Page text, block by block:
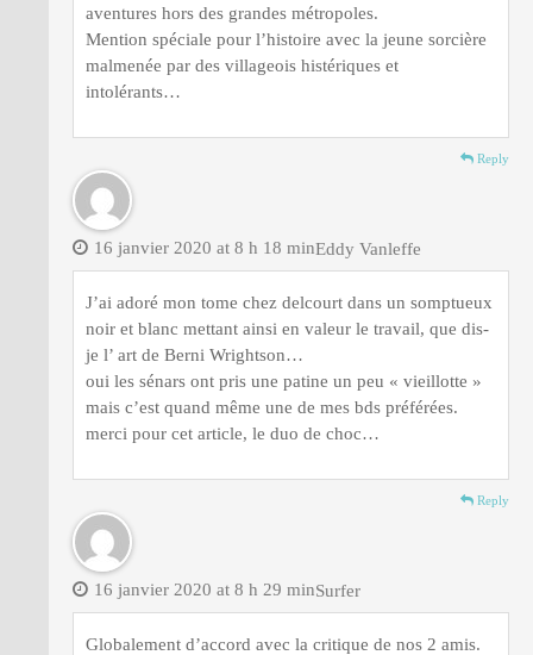
aventures hors des grandes métropoles.
Mention spéciale pour l’histoire avec la jeune sorcière
malmenée par des villageois histériques et
intolérants…
Reply
Eddy Vanleffe
16 janvier 2020 at 8 h 18 min
J’ai adoré mon tome chez delcourt dans un somptueux
noir et blanc mettant ainsi en valeur le travail, que dis-
je l’ art de Berni Wrightson…
oui les sénars ont pris une patine un peu « vieillotte »
mais c’est quand même une de mes bds préférées.
merci pour cet article, le duo de choc…
Reply
Surfer
16 janvier 2020 at 8 h 29 min
Globalement d’accord avec la critique de nos 2 amis.